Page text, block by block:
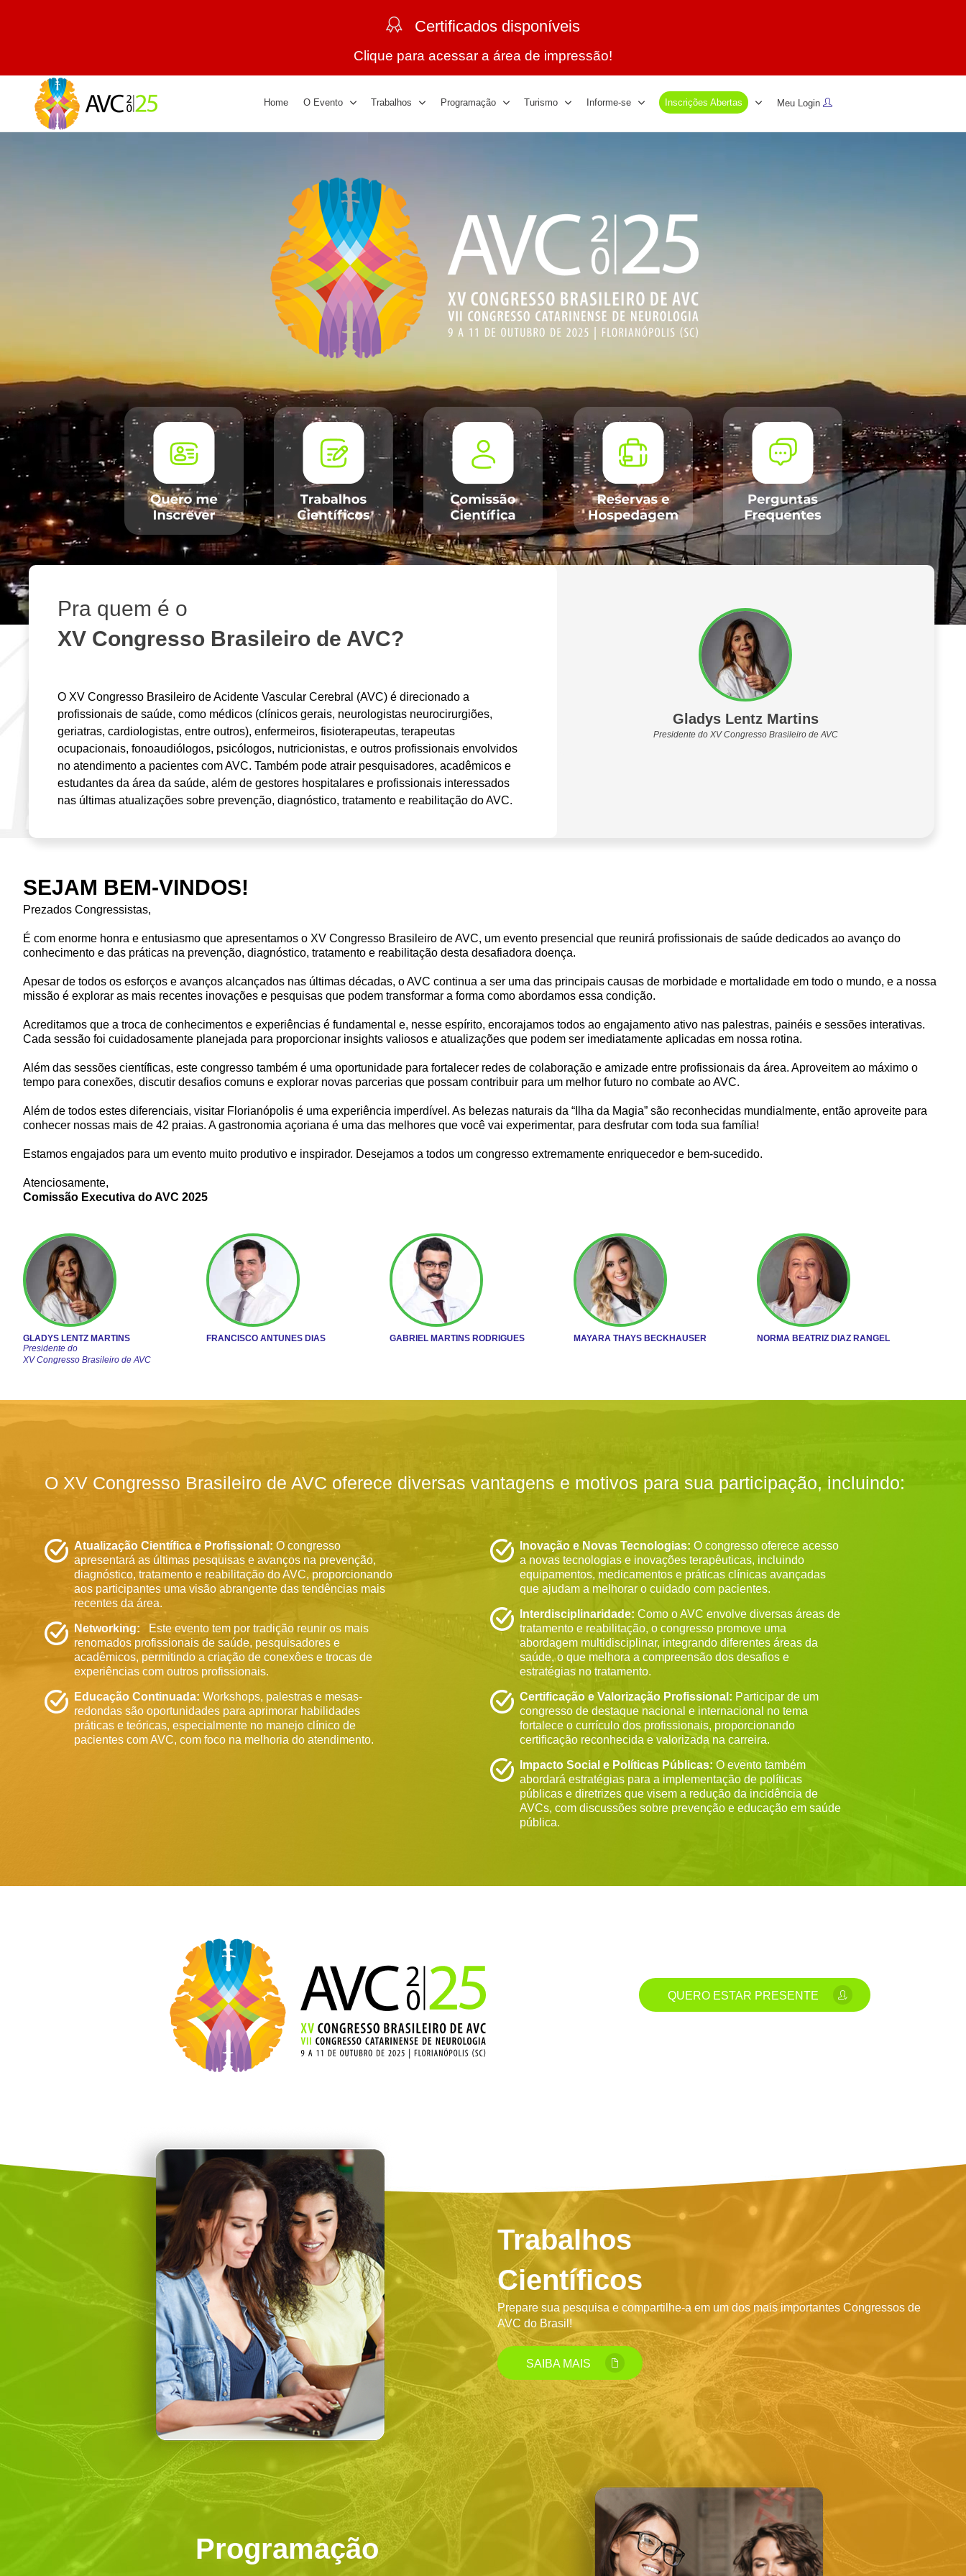
Certificados disponíveis
Clique para acessar a área de impressão!
Home O Evento Trabalhos Programação Turismo Informe-se Inscrições Abertas Meu Login
Pra quem é o
XV Congresso Brasileiro de AVC?
O XV Congresso Brasileiro de Acidente Vascular Cerebral (AVC) é direcionado a
profissionais de saúde, como médicos (clínicos gerais, neurologistas neurocirurgiões,
geriatras, cardiologistas, entre outros), enfermeiros, fisioterapeutas, terapeutas
ocupacionais, fonoaudiólogos, psicólogos, nutricionistas, e outros profissionais envolvidos
no atendimento a pacientes com AVC. Também pode atrair pesquisadores, acadêmicos e
estudantes da área da saúde, além de gestores hospitalares e profissionais interessados
nas últimas atualizações sobre prevenção, diagnóstico, tratamento e reabilitação do AVC.
Gladys Lentz Martins
Presidente do XV Congresso Brasileiro de AVC
SEJAM BEM-VINDOS!
Prezados Congressistas,
É com enorme honra e entusiasmo que apresentamos o XV Congresso Brasileiro de AVC, um evento presencial que reunirá profissionais de saúde dedicados ao avanço do
conhecimento e das práticas na prevenção, diagnóstico, tratamento e reabilitação desta desafiadora doença.
Apesar de todos os esforços e avanços alcançados nas últimas décadas, o AVC continua a ser uma das principais causas de morbidade e mortalidade em todo o mundo, e a nossa
missão é explorar as mais recentes inovações e pesquisas que podem transformar a forma como abordamos essa condição.
Acreditamos que a troca de conhecimentos e experiências é fundamental e, nesse espírito, encorajamos todos ao engajamento ativo nas palestras, painéis e sessões interativas.
Cada sessão foi cuidadosamente planejada para proporcionar insights valiosos e atualizações que podem ser imediatamente aplicadas em nossa rotina.
Além das sessões científicas, este congresso também é uma oportunidade para fortalecer redes de colaboração e amizade entre profissionais da área. Aproveitem ao máximo o
tempo para conexões, discutir desafios comuns e explorar novas parcerias que possam contribuir para um melhor futuro no combate ao AVC.
Além de todos estes diferenciais, visitar Florianópolis é uma experiência imperdível. As belezas naturais da “Ilha da Magia” são reconhecidas mundialmente, então aproveite para
conhecer nossas mais de 42 praias. A gastronomia açoriana é uma das melhores que você vai experimentar, para desfrutar com toda sua família!
Estamos engajados para um evento muito produtivo e inspirador. Desejamos a todos um congresso extremamente enriquecedor e bem-sucedido.
Atenciosamente,
Comissão Executiva do AVC 2025
GLADYS LENTZ MARTINS
Presidente do
XV Congresso Brasileiro de AVC
FRANCISCO ANTUNES DIAS GABRIEL MARTINS RODRIGUES MAYARA THAYS BECKHAUSER NORMA BEATRIZ DIAZ RANGEL
O XV Congresso Brasileiro de AVC oferece diversas vantagens e motivos para sua participação, incluindo:
Atualização Científica e Profissional: O congresso
apresentará as últimas pesquisas e avanços na prevenção,
diagnóstico, tratamento e reabilitação do AVC, proporcionando
aos participantes uma visão abrangente das tendências mais
recentes da área.
Networking: Este evento tem por tradição reunir os mais
renomados profissionais de saúde, pesquisadores e
acadêmicos, permitindo a criação de conexôes e trocas de
experiências com outros profissionais.
Educação Continuada: Workshops, palestras e mesas-
redondas são oportunidades para aprimorar habilidades
práticas e teóricas, especialmente no manejo clínico de
pacientes com AVC, com foco na melhoria do atendimento.
Inovação e Novas Tecnologias: O congresso oferece acesso
a novas tecnologias e inovações terapêuticas, incluindo
equipamentos, medicamentos e práticas clínicas avançadas
que ajudam a melhorar o cuidado com pacientes.
Interdisciplinaridade: Como o AVC envolve diversas áreas de
tratamento e reabilitação, o congresso promove uma
abordagem multidisciplinar, integrando diferentes áreas da
saúde, o que melhora a compreensão dos desafios e
estratégias no tratamento.
Certificação e Valorização Profissional: Participar de um
congresso de destaque nacional e internacional no tema
fortalece o currículo dos profissionais, proporcionando
certificação reconhecida e valorizada na carreira.
Impacto Social e Políticas Públicas: O evento também
abordará estratégias para a implementação de políticas
públicas e diretrizes que visem a redução da incidência de
AVCs, com discussões sobre prevenção e educação em saúde
pública.
QUERO ESTAR PRESENTE
Trabalhos
Científicos
Prepare sua pesquisa e compartilhe-a em um dos mais importantes Congressos de
AVC do Brasil!
SAIBA MAIS
Programação